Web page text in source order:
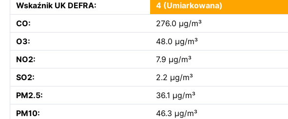
Wskaźnik UK DEFRA:
4 (Umiarkowana)
CO:
276.0 µg/m³
O3:
48.0 µg/m³
NO2:
7.9 µg/m³
SO2:
2.2 µg/m³
PM2.5:
36.1 µg/m³
PM10:
46.3 µg/m³